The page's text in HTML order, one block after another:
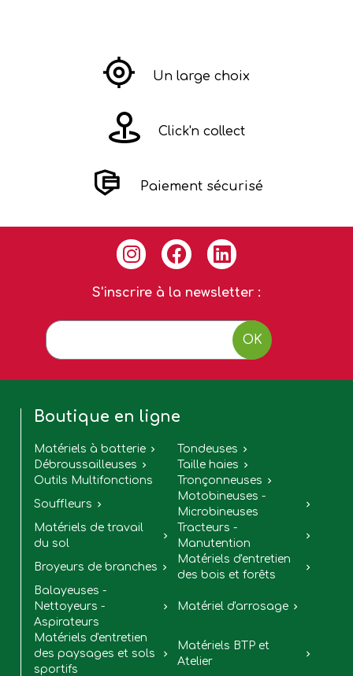
Un large choix
Click'n collect
Paiement sécurisé
S'inscrire à la newsletter :
OK
Boutique en ligne
Matériels à batterie  Tondeuses 
Débroussailleuses  Taille haies 
Outils Multifonctions Tronçonneuses 
Souffleurs 
Motobineuses -
Microbineuses

Matériels de travail
du sol

Tracteurs -
Manutention

Broyeurs de branches 
Matériels d'entretien
des bois et forêts

Balayeuses -
Nettoyeurs -
Aspirateurs
 Matériel d'arrosage 
Matériels d'entretien
des paysages et sols
sportifs

Matériels BTP et
Atelier
